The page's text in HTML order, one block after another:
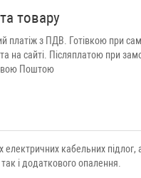
товару
платіж з ПДВ. Готівкою при
на сайті. Післяплатою при
Поштою
кабельних
і додаткового опалення.